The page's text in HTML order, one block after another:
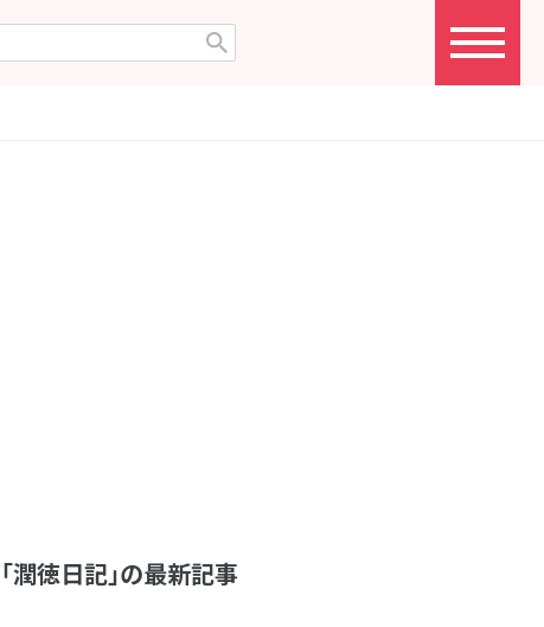
「潤徳日記」の最新記事